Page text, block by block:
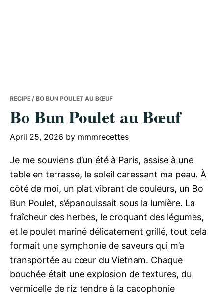
RECIPE / BO BUN POULET AU BŒUF
Bo Bun Poulet au Bœuf
April 25, 2026 by mmmrecettes
Je me souviens d’un été à Paris, assise à une
table en terrasse, le soleil caressant ma peau. À
côté de moi, un plat vibrant de couleurs, un Bo
Bun Poulet, s’épanouissait sous la lumière. La
fraîcheur des herbes, le croquant des légumes,
et le poulet mariné délicatement grillé, tout cela
formait une symphonie de saveurs qui m’a
transportée au cœur du Vietnam. Chaque
bouchée était une explosion de textures, du
vermicelle de riz tendre à la cacophonie